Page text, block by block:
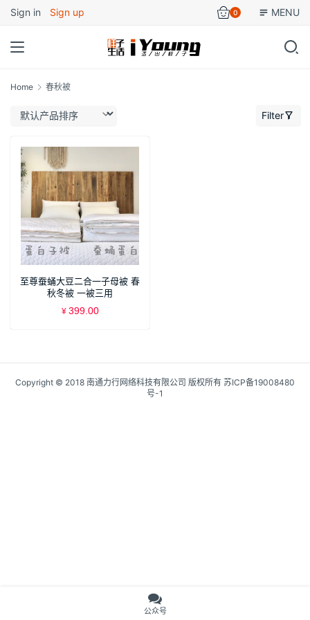
Sign in Sign up 0 MENU
Home 春秋被
Filter
至尊蚕蛹大豆二合一子母被 春
秋冬被 一被三用
¥ 399.00
Copyright © 2018 南通力行网络科技有限公司 版权所有 苏ICP备19008480
号-1
公众号